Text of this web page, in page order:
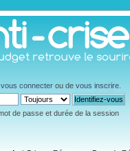
vous connecter ou de vous inscrire
de passe et durée de la session